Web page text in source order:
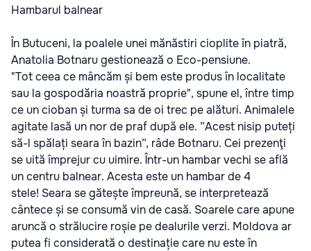
Hambarul balnear
În Butuceni, la poalele unei mănăstiri cioplite în piatră,
Anatolia Botnaru gestionează o Eco-pensiune.
"Tot ceea ce mâncăm și bem este produs în localitate
sau la gospodăria noastră proprie", spune el, între timp
ce un cioban și turma sa de oi trec pe alături. Animalele
agitate lasă un nor de praf după ele. ”Acest nisip puteți
să-l spălați seara în bazin”, râde Botnaru. Cei prezenţi
se uită împrejur cu uimire. Într-un hambar vechi se află
un centru balnear. Acesta este un hambar de 4
stele! Seara se gătește împreună, se interpretează
cântece și se consumă vin de casă. Soarele care apune
aruncă o strălucire roșie pe dealurile verzi. Moldova ar
putea fi considerată o destinație care nu este în